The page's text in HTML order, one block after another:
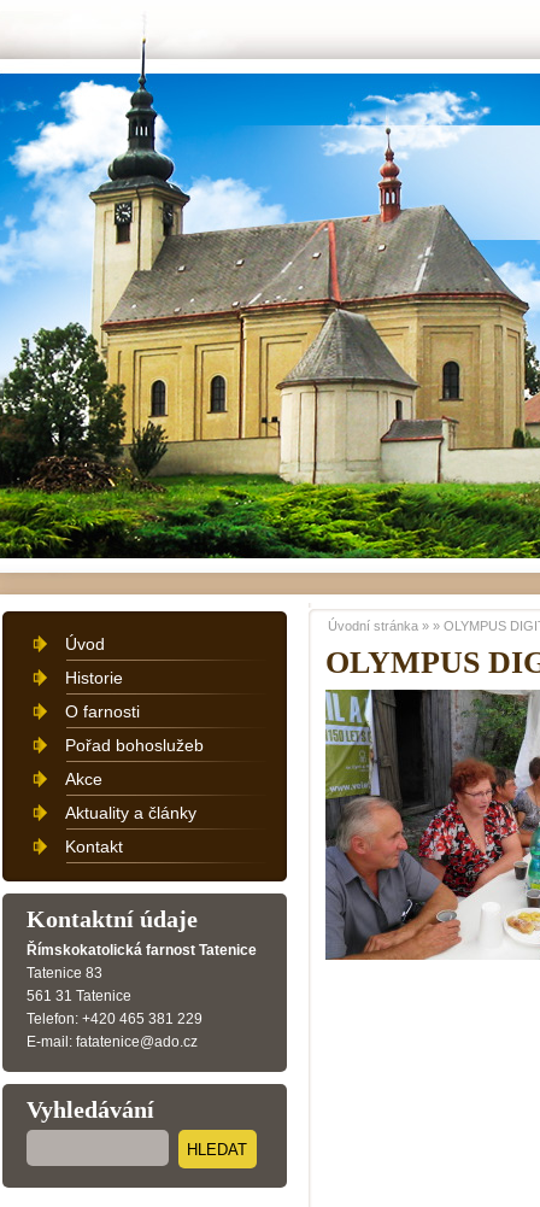
OLYMPUS
Úvodní stránka » » OLYMPUS
Úvod
Historie
O farnosti
Pořad bohoslužeb
Akce
Aktuality a články
Kontakt
Kontaktní údaje
Římskokatolická farnost Tatenice
Tatenice 83
561 31 Tatenice
Telefon: +420 465 381 229
E-mail: fatatenice@ado.cz
Vyhledávání
HLEDAT